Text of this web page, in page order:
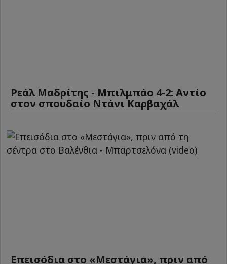
Ρεάλ Μαδρίτης - Μπιλμπάο 4-2: Αντίο
στον σπουδαίο Ντάνι Καρβαχάλ
Επεισόδια στο «Μεστάγια», πριν από